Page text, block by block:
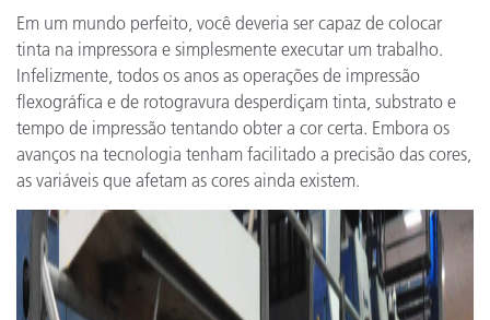
Em um mundo perfeito, você deveria ser capaz de colocar
tinta na impressora e simplesmente executar um trabalho.
Infelizmente, todos os anos as operações de impressão
flexográfica e de rotogravura desperdiçam tinta, substrato e
tempo de impressão tentando obter a cor certa. Embora os
avanços na tecnologia tenham facilitado a precisão das cores,
as variáveis que afetam as cores ainda existem.